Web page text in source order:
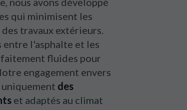
qui minimisent les
travaux extérieurs.
entre l'asphalte et les
fluides pour
engagement envers
des
et adaptés au climat